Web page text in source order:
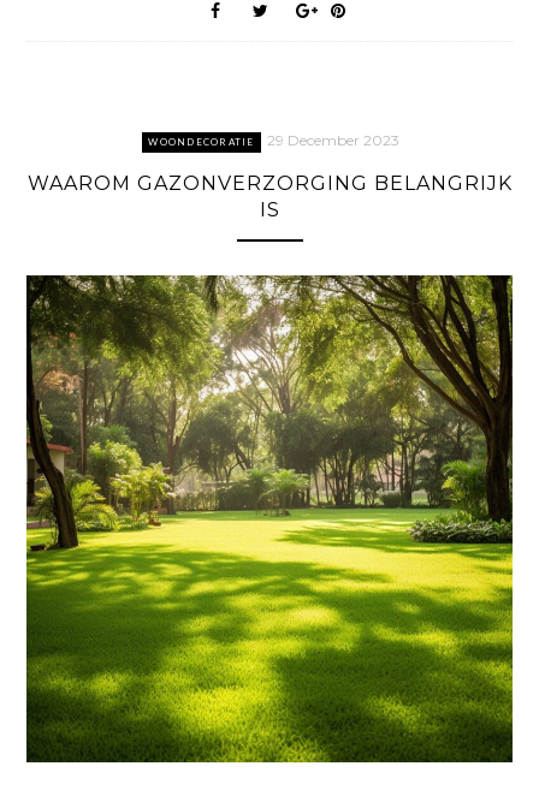
WOONDECORATIE 29 December 2023
WAAROM GAZONVERZORGING BELANGRIJK
IS